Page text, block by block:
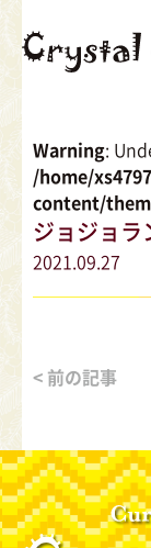
Warning:
/home/
content/
ジョジョラ
2021.09.27
< 前の記事